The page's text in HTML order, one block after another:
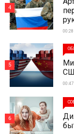
4
5
6